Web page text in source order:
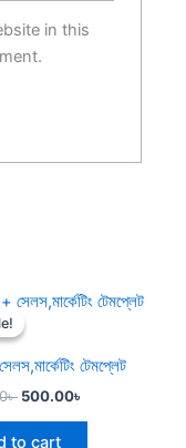
in this
টেমপ্লেট
৳
Original
price
was:
500.00৳
Current
to cart